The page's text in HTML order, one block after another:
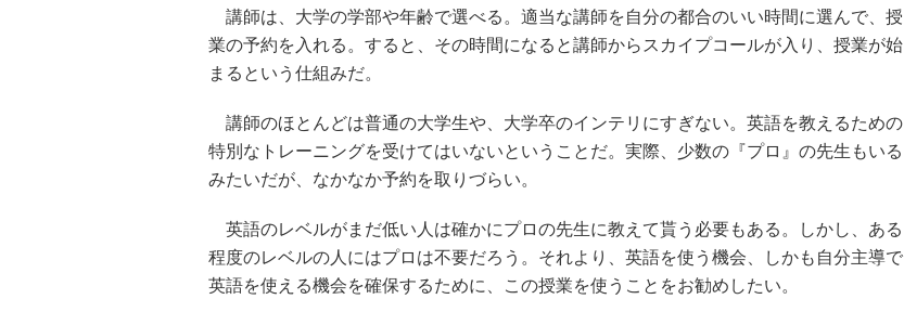
講師は、大学の学部や年齢で選べる。適当な講師を自分の都合のいい時間に選んで、授
業の予約を入れる。すると、その時間になると講師からスカイプコールが入り、授業が始
まるという仕組みだ。
講師のほとんどは普通の大学生や、大学卒のインテリにすぎない。英語を教えるための
特別なトレーニングを受けてはいないということだ。実際、少数の『プロ』の先生もいる
みたいだが、なかなか予約を取りづらい。
英語のレベルがまだ低い人は確かにプロの先生に教えて貰う必要もある。しかし、ある
程度のレベルの人にはプロは不要だろう。それより、英語を使う機会、しかも自分主導で
英語を使える機会を確保するために、この授業を使うことをお勧めしたい。